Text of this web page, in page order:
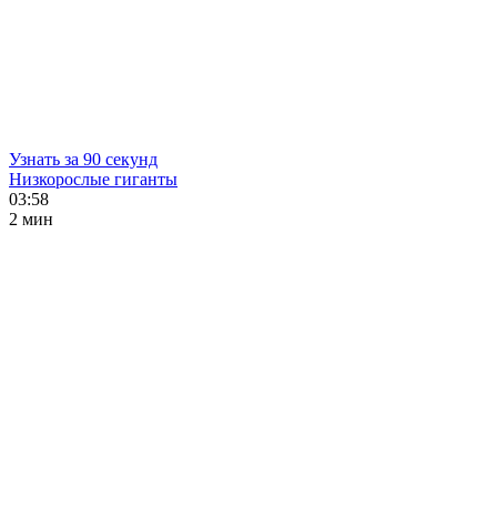
Узнать за 90 секунд
Низкорослые гиганты
03:58
2 мин